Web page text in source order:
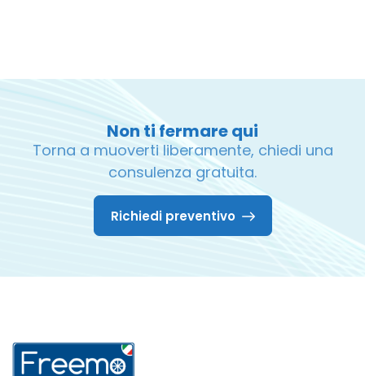
Non ti fermare qui
Torna a muoverti liberamente, chiedi una
consulenza gratuita.
Richiedi preventivo